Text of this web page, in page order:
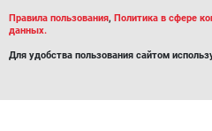
Правила пользования, Политика в сфере
данных.
Для удобства пользования сайтом